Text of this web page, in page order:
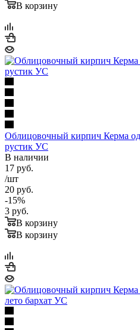
В корзину
Облицовочный кирпич Керма
рустик УС
В наличии
17 руб.
/шт
20 руб.
-15%
3 руб.
В корзину
В корзину